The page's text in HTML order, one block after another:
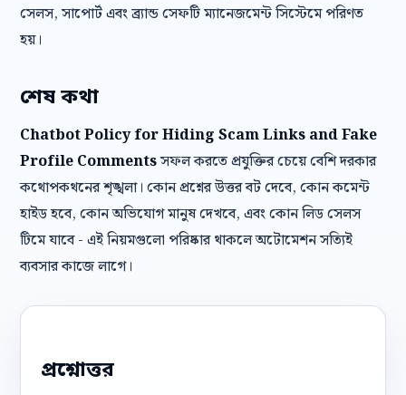
সেলস, সাপোর্ট এবং ব্র্যান্ড সেফটি ম্যানেজমেন্ট সিস্টেমে পরিণত
হয়।
শেষ কথা
Chatbot Policy for Hiding Scam Links and Fake
Profile Commentsসফল করতে প্রযুক্তির চেয়ে বেশি দরকার
কথোপকথনের শৃঙ্খলা। কোন প্রশ্নের উত্তর বট দেবে, কোন কমেন্ট
হাইড হবে, কোন অভিযোগ মানুষ দেখবে, এবং কোন লিড সেলস
টিমে যাবে - এই নিয়মগুলো পরিষ্কার থাকলে অটোমেশন সত্যিই
ব্যবসার কাজে লাগে।
প্রশ্নোত্তর